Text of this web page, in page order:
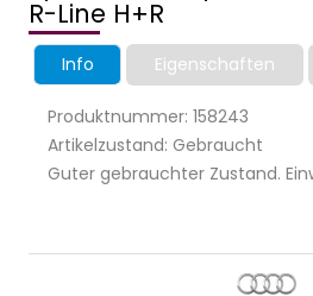
R-Line H+R
Info Eigenschaften
Produktnummer: 158243
Artikelzustand: Gebraucht
Guter gebrauchter Zustand.